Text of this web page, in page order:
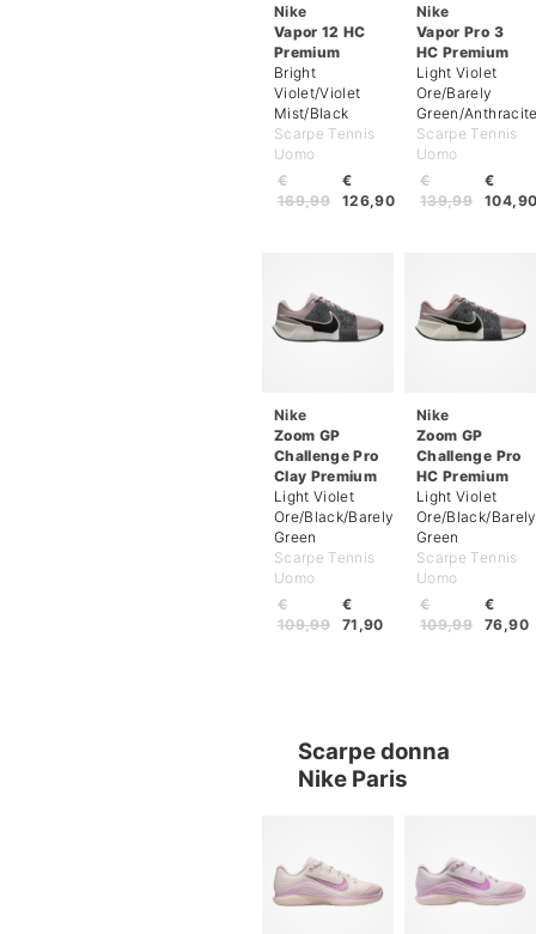
Nike
Vapor 12 HC
Premium
Bright
Violet/Violet
Mist/Black
Scarpe Tennis
Uomo
€
126,90
€
169,99
Nike
Vapor Pro 3
HC Premium
Light Violet
Ore/Barely
Green/
Scarpe Tennis
Uomo
€
€
139,99
Nike
Zoom GP
Challenge Pro
Clay Premium
Light Violet
Ore/Black/Barely
Green
Scarpe Tennis
Uomo
€
71,90
€
109,99
Nike
Zoom GP
Challenge Pro
HC Premium
Light Violet
Ore/Black/Barely
Green
Scarpe Tennis
Uomo
€
76,90
€
109,99
Scarpe donna
Nike Paris